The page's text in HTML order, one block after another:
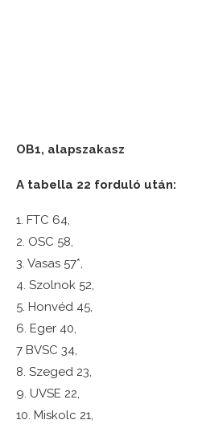
OB1, alapszakasz
A tabella 22 forduló után:
1. FTC 64,
2. OSC 58,
3. Vasas 57*,
4. Szolnok 52,
5. Honvéd 45,
6. Eger 40,
7 BVSC 34,
8. Szeged 23,
9. UVSE 22,
10. Miskolc 21,